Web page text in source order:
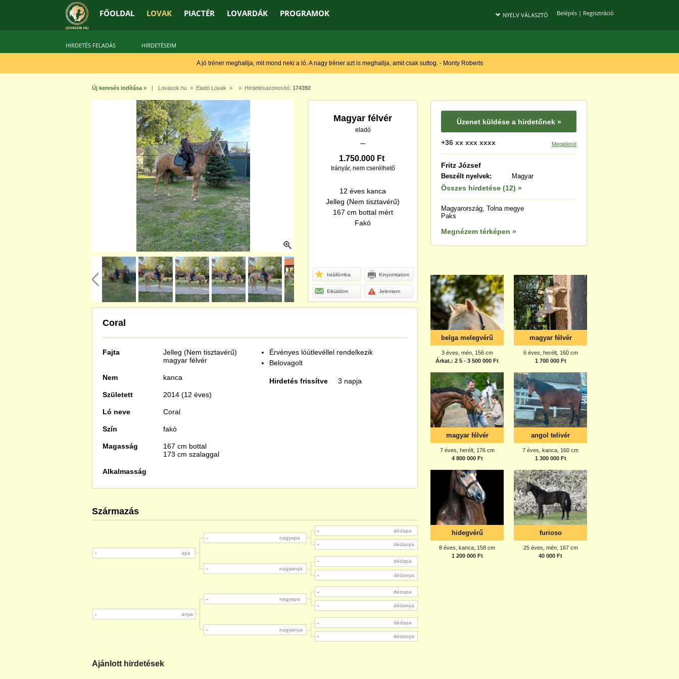
FŐOLDAL LOVAK PIACTÉR LOVARDÁK PROGRAMOK Belépés| Regisztráció
NYELV VÁLASZTÓ
HIRDETÉS FELADÁS HIRDETÉSEIM
A jó tréner meghallja, mit mond neki a ló. A nagy tréner azt is meghallja, amit csak suttog. - Monty Roberts
Új keresés indítása » | Lovasok.hu » Eladó Lovak » » Hirdetésazonosító: 174392
Magyar félvér
eladó
1.750.000 Ft
Irányár, nem cserélhető
12 éves kanca
Jelleg (Nem tisztavérű)
167 cm bottal mért
Fakó
Istállómba Kinyomtatom
Elküldöm Jelentem
Coral
Fajta
Jelleg (Nem tisztavérű)
magyar félvér
Nem kanca
Született 2014 (12 éves)
Ló neve Coral
Szín fakó
Magasság
167 cm bottal
173 cm szalaggal
Alkalmasság
Érvényes lóútlevéllel rendelkezik
Belovagolt
Hirdetés frissítve 3 napja
Származás
- apa
- anya
- nagyapa
- nagyanya
- nagyapa
- nagyanya
- dédapa
- dédanya
- dédapa
- dédanya
- dédapa
- dédanya
- dédapa
- dédanya
Ajánlott hirdetések
Üzenet küldése a hirdetőnek »
+36 xx xxx xxxx Megjelenít
Fritz József
Beszélt nyelvek: Magyar
Összes hirdetése (12) »
Magyarország, Tolna megye
Paks
Megnézem térképen »